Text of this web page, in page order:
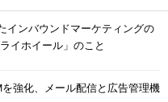
インバウンドマーケティングの
イホイール」のこと
強化、メール配信と広告管理機